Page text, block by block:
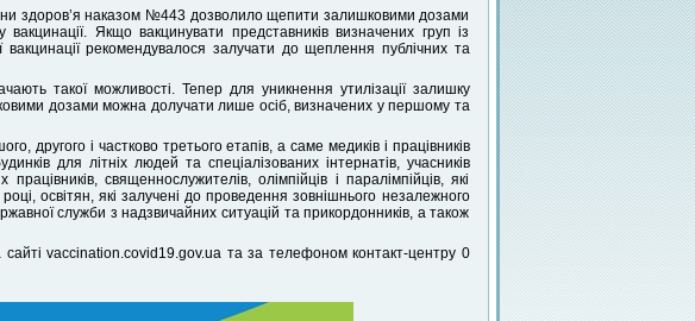
здоров’я наказом №443 дозволило щепити залишковими дозами
Якщо вакцинувати представників визначених груп із
рекомендувалося залучати до щеплення публічних та
такої можливості. Тепер для уникнення утилізації залишку
дозами можна долучати лише осіб, визначених у першому та
другого і частково третього етапів, а саме медиків і працівників
для літніх людей та спеціалізованих інтернатів, учасників
священнослужителів, олімпійців і паралімпійців, які
освітян, які залучені до проведення зовнішнього незалежного
служби з надзвичайних ситуацій та прикордонників, а також
vaccination.covid19.gov.ua та за телефоном контакт-центру 0